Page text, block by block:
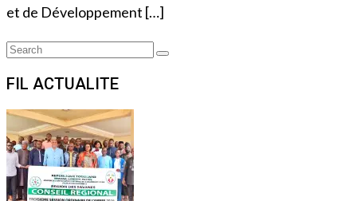
et de Développement […]
Search
Search
FIL ACTUALITE